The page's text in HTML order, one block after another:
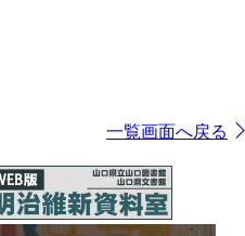
一覧画面へ戻る